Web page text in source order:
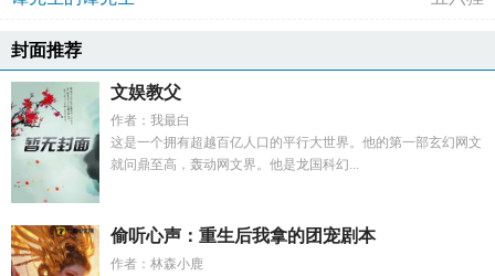
封面推荐
文娱教父
作者：我最白
这是一个拥有超越百亿人口的平行大世界。他的第一部玄幻网文
就问鼎至高，轰动网文界。他是龙国科幻...
偷听心声：重生后我拿的团宠剧本
作者：林森小鹿